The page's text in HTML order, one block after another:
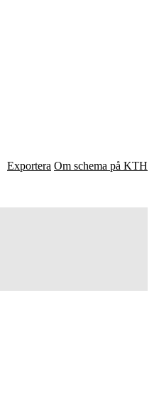
Exportera Om schema på KTH